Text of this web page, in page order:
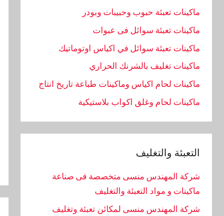
ماكينات تعبئة حبوب وحبيبات وبودر
ماكينات تعبئة سوائل فى عبوات
ماكينات تعبئة سوائل في اكياس اوتوماتيك
ماكينات تغليف بالشرنك الحراري
ماكينات لحام اكياس وماكينات طباعة تاريخ انتاج
ماكينات لحام وغلق اكواب بلاستيكية
التعبئة والتغليف
شركة المهندس منسى متخصصة فى صناعة
ماكينات و مواد التعبئة والتغليف
شركة المهندس منسى لمكائن تعبئة وتغليف